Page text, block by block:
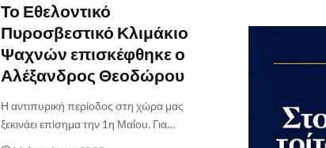
Το Εθελοντικό
Πυροσβεστικό Κλιμάκιο
Ψαχνών επισκέφθηκε ο
Αλέξανδρος Θεοδώρου
Η αντιπυρική περίοδος στη χώρα μας
ξεκινάει επίσημα την 1η Μαΐου. Για…